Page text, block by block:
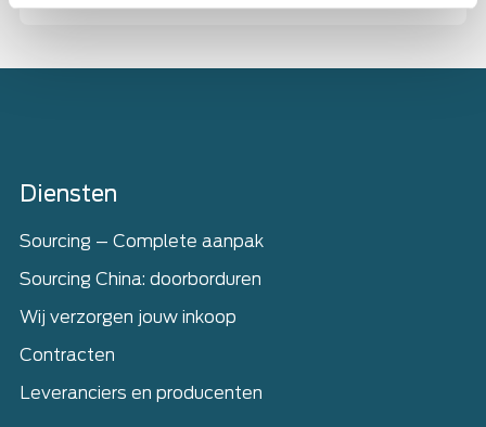
Home
Diensten
Sourcing – Complete aanpak
Sourcing China: doorborduren
Wij verzorgen jouw inkoop
Contracten
Leveranciers en producenten